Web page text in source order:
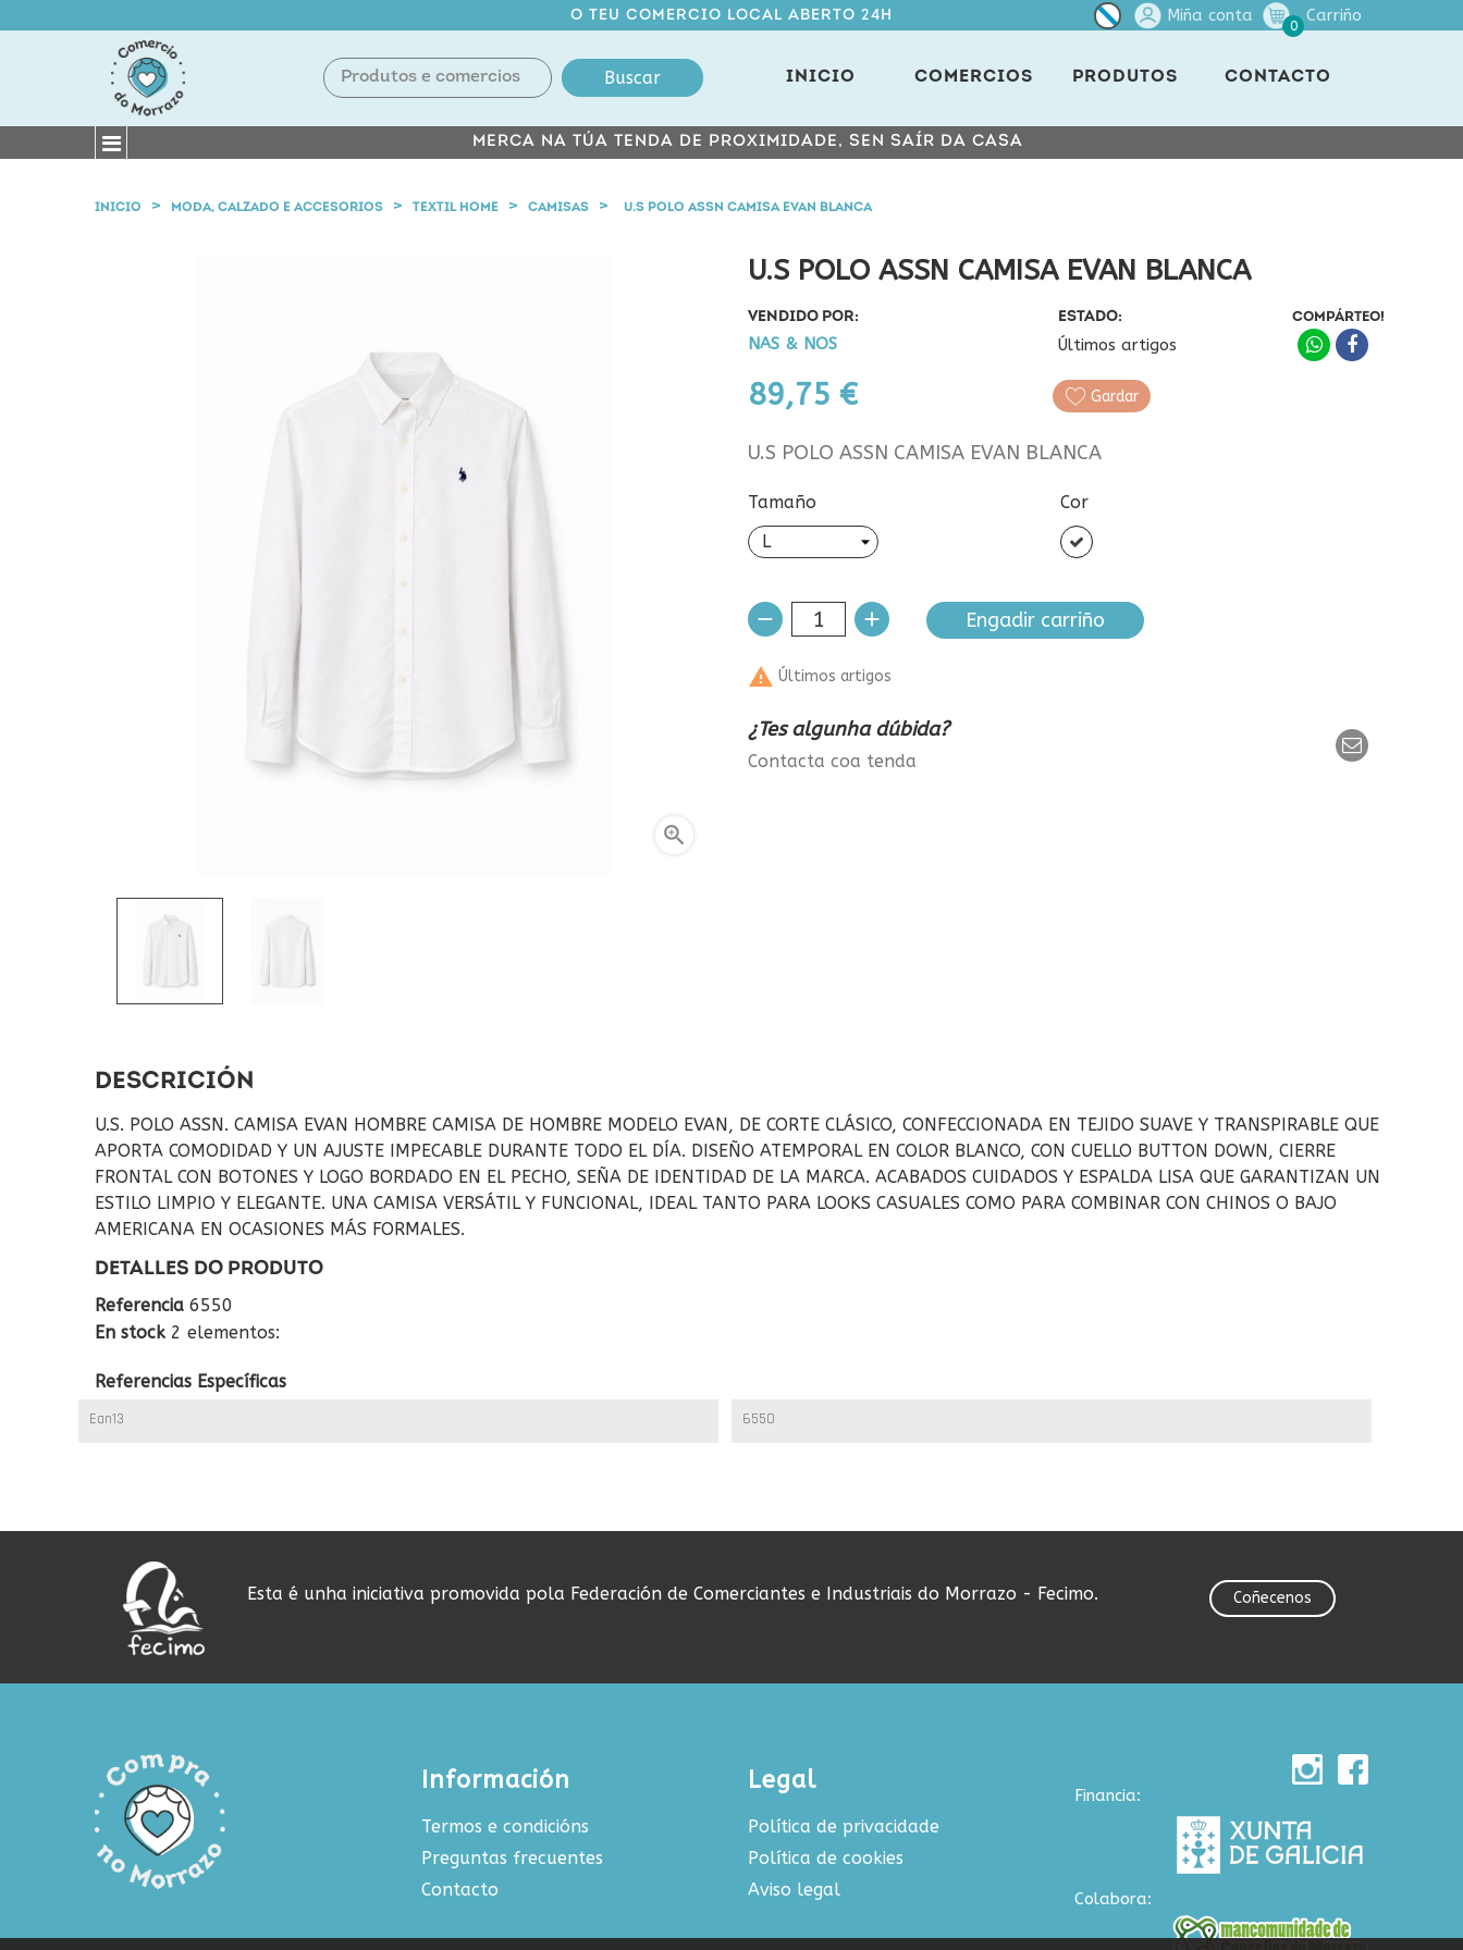
O TEU COMERCIO LOCAL ABERTO 24H Miña conta
0
Carriño
Buscar INICIO COMERCIOS PRODUTOS CONTACTO
MERCA NA TÚA TENDA DE PROXIMIDADE, SEN SAÍR DA CASA
INICIO MODA, CALZADO E ACCESORIOS TEXTIL HOME CAMISAS U.S POLO ASSN CAMISA EVAN BLANCA

U.S POLO ASSN CAMISA EVAN BLANCA
VENDIDO POR:
NAS & NOS
ESTADO:
Últimos artigos
89,75 €
COMPÁRTEO!
Gardar
U.S POLO ASSN CAMISA EVAN BLANCA
Tamaño Cor
Branco
Engadir carriño
 Últimos artigos
¿Tes algunha dúbida?
Contacta coa tenda
DESCRICIÓN
U.S. POLO ASSN. CAMISA EVAN HOMBRE CAMISA DE HOMBRE MODELO EVAN, DE CORTE CLÁSICO, CONFECCIONADA EN TEJIDO SUAVE Y TRANSPIRABLE QUE
APORTA COMODIDAD Y UN AJUSTE IMPECABLE DURANTE TODO EL DÍA. DISEÑO ATEMPORAL EN COLOR BLANCO, CON CUELLO BUTTON DOWN, CIERRE
FRONTAL CON BOTONES Y LOGO BORDADO EN EL PECHO, SEÑA DE IDENTIDAD DE LA MARCA. ACABADOS CUIDADOS Y ESPALDA LISA QUE GARANTIZAN UN
ESTILO LIMPIO Y ELEGANTE. UNA CAMISA VERSÁTIL Y FUNCIONAL, IDEAL TANTO PARA LOOKS CASUALES COMO PARA COMBINAR CON CHINOS O BAJO
AMERICANA EN OCASIONES MÁS FORMALES.
DETALLES DO PRODUTO
Referencia 6550
En stock 2 elementos:
Referencias Específicas
Ean13 6550
Esta é unha iniciativa promovida pola Federación de Comerciantes e Industriais do Morrazo - Fecimo. Coñecenos
Información
Termos e condicións
Preguntas frecuentes
Contacto
Legal
Política de privacidade
Política de cookies
Aviso legal
Financia:
Colabora: